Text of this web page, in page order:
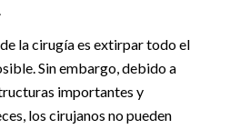
la cirugía es extirpar todo el
Sin embargo, debido a
importantes y
los cirujanos no pueden